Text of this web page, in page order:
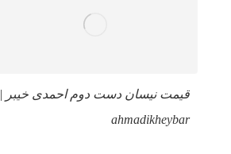
قیمت نیسان دست دوم احمدی خیبر |
ahmadikheybar